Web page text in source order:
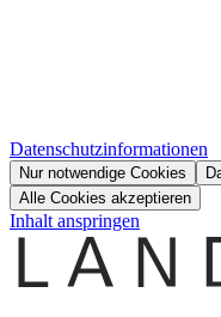
Datenschutzinformationen
Nur notwendige Cookies
Alle Cookies akzeptieren
Inhalt anspringen